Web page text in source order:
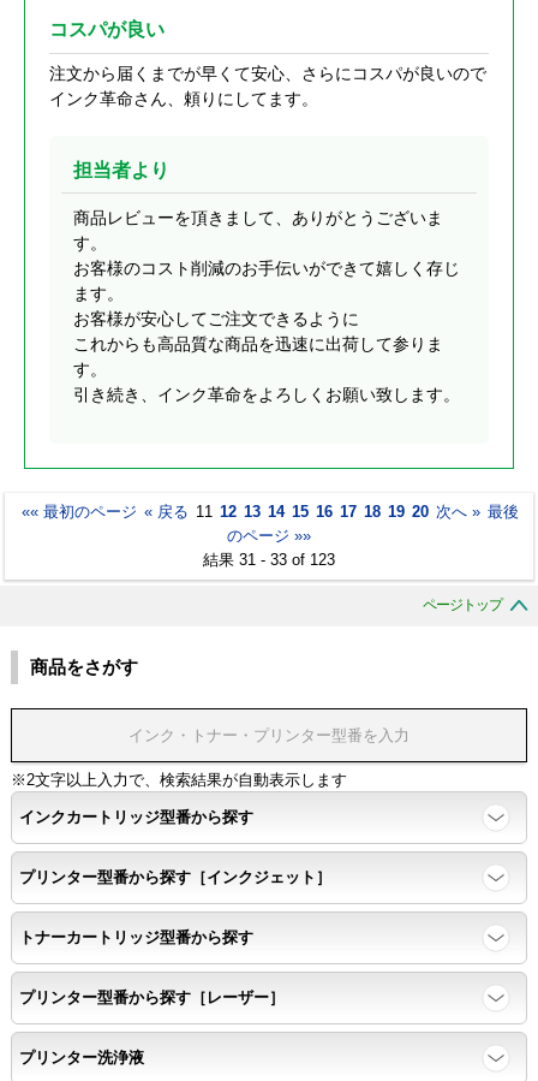
コスパが良い
注文から届くまでが早くて安心、さらにコスパが良いので
インク革命さん、頼りにしてます。
担当者より
商品レビューを頂きまして、ありがとうございま
す。
お客様のコスト削減のお手伝いができて嬉しく存じ
ます。
お客様が安心してご注文できるように
これからも高品質な商品を迅速に出荷して参りま
す。
引き続き、インク革命をよろしくお願い致します。
«« 最初のページ « 戻る 11 12 13 14 15 16 17 18 19 20 次へ » 最後
のページ »»
結果 31 - 33 of 123
ページトップ
商品をさがす
※2文字以上入力で、検索結果が自動表示します
インクカートリッジ型番から探す
プリンター型番から探す［インクジェット］
トナーカートリッジ型番から探す
プリンター型番から探す［レーザー］
プリンター洗浄液